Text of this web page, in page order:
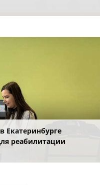
Екатеринбурге
реабилитации